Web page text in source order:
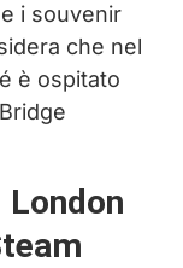
i souvenir
che nel
è ospitato